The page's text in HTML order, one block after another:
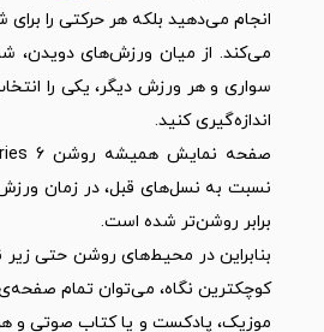
انجام می‌دهید بلکه هر حرکتی را برای
می‌کند. از میان ورزش‌های دویدن،
سواری و هر ورزش دیگر، یکی را
اندازه‌گیری کنید.
برابر روشن‌تر شده است.
بنابراین در محیط‌های روشن حتی زیر
کوچکترین نگاه، می‌توان تمام
موزیک، پادکست و یا کتاب صوتی و